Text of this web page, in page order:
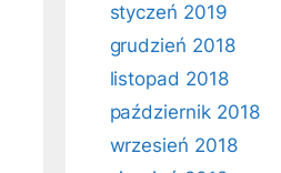
styczeń 2019
grudzień 2018
listopad 2018
październik 2018
wrzesień 2018